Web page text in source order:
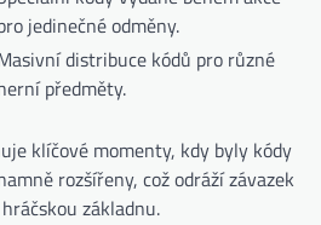
jedinečné odměny.
distribuce kódů pro různé
předměty.
klíčové momenty, kdy byly kódy
rozšířeny, což odráží závazek
základnu.